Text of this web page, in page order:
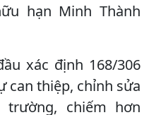
hạn Minh Thành
xác định 168/306
can thiệp, chỉnh sửa
chiếm hơn